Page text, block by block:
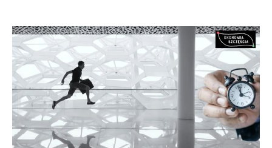
wyłącznie w organizacji, lecz w relacji między
wymaganiami a zasobami.